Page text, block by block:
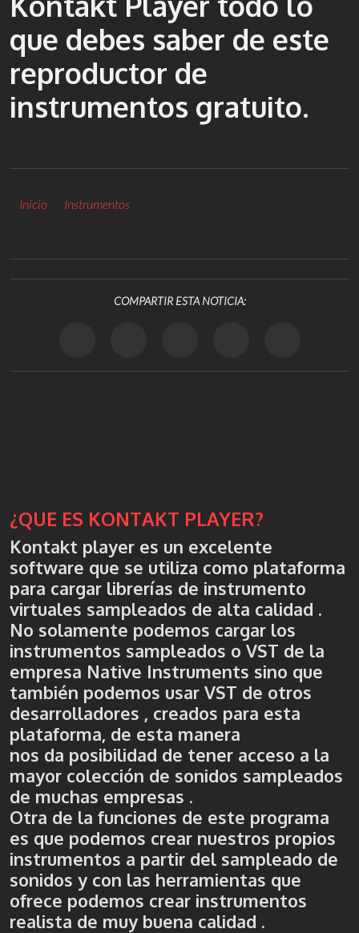
que debes saber de este
reproductor de
instrumentos gratuito.
Inicio
Instrumentos
COMPARTIR ESTA NOTICIA:
¿QUE ES KONTAKT PLAYER?
Kontakt player es un excelente
software que se utiliza como plataforma
para cargar librerías de instrumento
virtuales sampleados de alta calidad .
No solamente podemos cargar los
instrumentos sampleados o VST de la
empresa Native Instruments sino que
también podemos usar VST de otros
desarrolladores , creados para esta
plataforma, de esta manera
nos da posibilidad de tener acceso a la
mayor colección de sonidos sampleados
de muchas empresas .
Otra de la funciones de este programa
es que podemos crear nuestros propios
instrumentos a partir del sampleado de
sonidos y con las herramientas que
ofrece podemos crear instrumentos
realista de muy buena calidad .